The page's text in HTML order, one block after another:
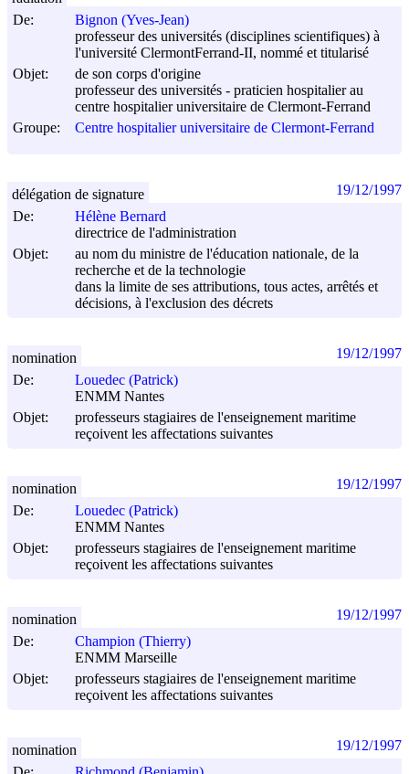
De:
Bignon (Yves-Jean)
professeur des universités (disciplines scientifiques) à
l'université ClermontFerrand-II, nommé et titularisé
Objet:
de son corps d'origine
professeur des universités - praticien hospitalier au
centre hospitalier universitaire de Clermont-Ferrand
Groupe:
Centre hospitalier universitaire de Clermont-Ferrand
De:
Hélène Bernard
directrice de l'administration
Objet:
au nom du ministre de l'éducation nationale, de la
recherche et de la technologie
dans la limite de ses attributions, tous actes, arrêtés et
décisions, à l'exclusion des décrets
délégation de signature 19/12/1997
De:
Louedec (Patrick)
ENMM Nantes
Objet:
professeurs stagiaires de l'enseignement maritime
reçoivent les affectations suivantes
nomination 19/12/1997
De:
Louedec (Patrick)
ENMM Nantes
Objet:
professeurs stagiaires de l'enseignement maritime
reçoivent les affectations suivantes
nomination 19/12/1997
De:
Champion (Thierry)
ENMM Marseille
Objet:
professeurs stagiaires de l'enseignement maritime
reçoivent les affectations suivantes
nomination 19/12/1997
nomination 19/12/1997